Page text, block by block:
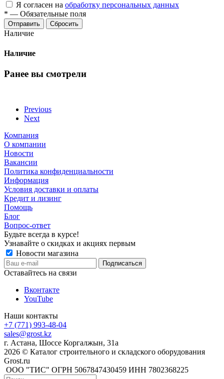
Я согласен на обработку персональных данных
* — Обязательные поля
Сбросить
Наличие
Наличие
Ранее вы смотрели
Previous
Next
Компания
О компании
Новости
Вакансии
Политика конфиденциальности
Информация
Условия доставки и оплаты
Кредит и лизинг
Помощь
Блог
Вопрос-ответ
Будьте всегда в курсе!
Узнавайте о скидках и акциях первым
Новости магазина
Оставайтесь на связи
Вконтакте
YouTube
Наши контакты
+7 (771) 993-48-04
sales@grost.kz
г. Астана, Шоссе Коргалжын, 31а
2026 © Каталог строительного и складского оборудования
Grost.ru
ООО "ТИС" ОГРН 5067847430459 ИНН 7802368225